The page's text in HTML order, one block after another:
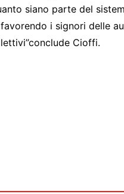
siano parte del
i signori delle
Cioffi.